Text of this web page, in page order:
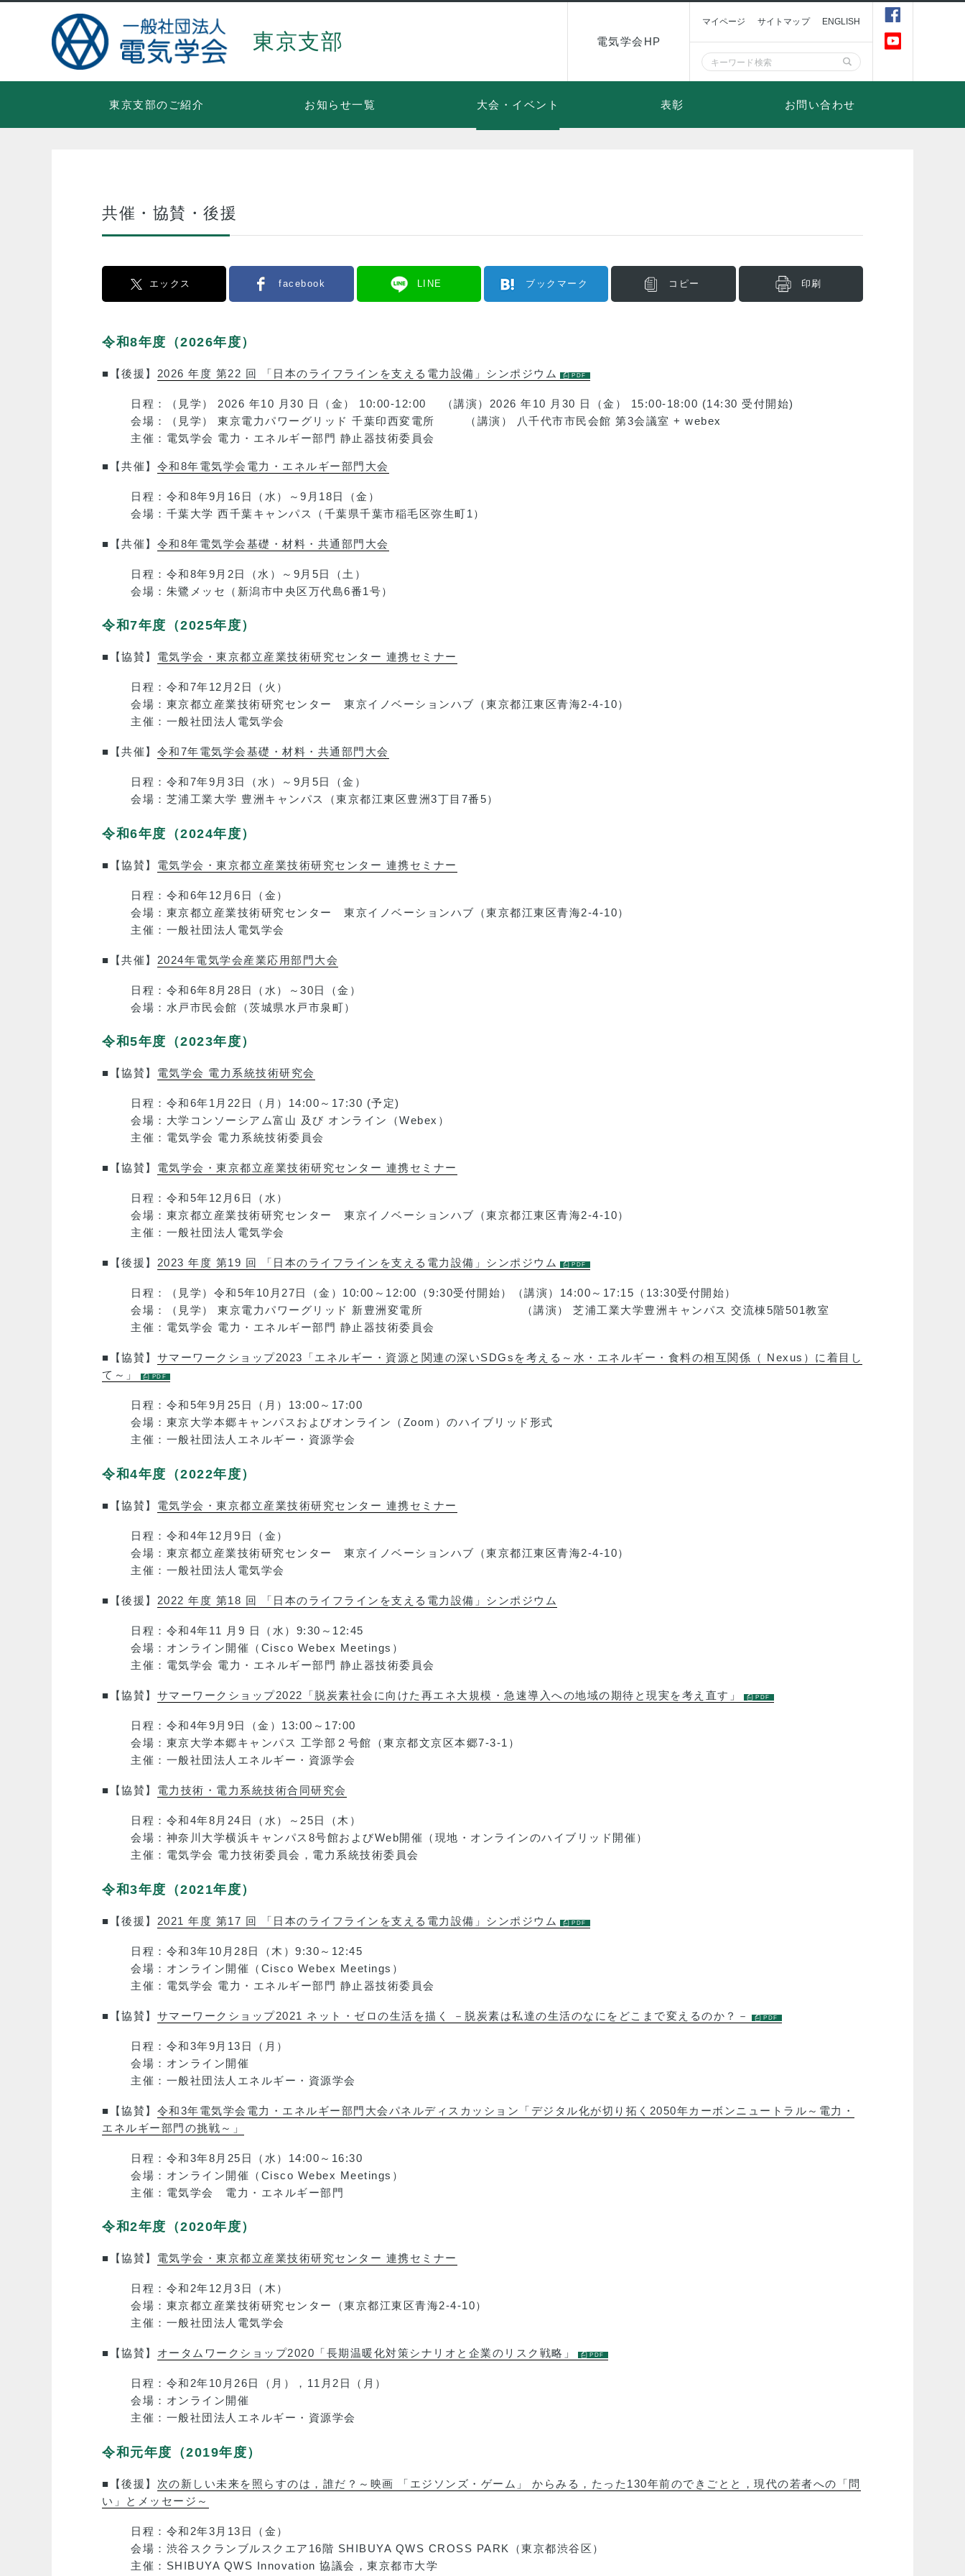
東京支部 電気学会HP
マイページ サイトマップ ENGLISH
東京支部のご紹介 お知らせ一覧 大会・イベント 表彰 お問い合わせ
共催・協賛・後援
エックス facebook LINE ブックマーク コピー 印刷
令和8年度（2026年度）
■【後援】 2026 年度 第22 回 「日本のライフラインを支える電力設備」シンポジウム
日程：（見学） 2026 年10 月30 日（金） 10:00-12:00 （講演）2026 年10 月30 日（金） 15:00-18:00 (14:30 受付開始)
会場：（見学） 東京電力パワーグリッド 千葉印西変電所 （講演） 八千代市市民会館 第3会議室 + webex
主催：電気学会 電力・エネルギー部門 静止器技術委員会
■【共催】 令和8年電気学会電力・エネルギー部門大会
日程：令和8年9月16日（水）～9月18日（金）
会場：千葉大学 西千葉キャンパス（千葉県千葉市稲毛区弥生町1）
■【共催】 令和8年電気学会基礎・材料・共通部門大会
日程：令和8年9月2日（水）～9月5日（土）
会場：朱鷺メッセ（新潟市中央区万代島6番1号）
令和7年度（2025年度）
■【協賛】 電気学会・東京都立産業技術研究センター 連携セミナー
日程：令和7年12月2日（火）
会場：東京都立産業技術研究センター 東京イノベーションハブ（東京都江東区青海2-4-10）
主催：一般社団法人電気学会
■【共催】 令和7年電気学会基礎・材料・共通部門大会
日程：令和7年9月3日（水）～9月5日（金）
会場：芝浦工業大学 豊洲キャンパス（東京都江東区豊洲3丁目7番5）
令和6年度（2024年度）
■【協賛】 電気学会・東京都立産業技術研究センター 連携セミナー
日程：令和6年12月6日（金）
会場：東京都立産業技術研究センター 東京イノベーションハブ（東京都江東区青海2-4-10）
主催：一般社団法人電気学会
■【共催】 2024年電気学会産業応用部門大会
日程：令和6年8月28日（水）～30日（金）
会場：水戸市民会館（茨城県水戸市泉町）
令和5年度（2023年度）
■【協賛】 電気学会 電力系統技術研究会
日程：令和6年1月22日（月）14:00～17:30 (予定)
会場：大学コンソーシアム富山 及び オンライン（Webex）
主催：電気学会 電力系統技術委員会
■【協賛】 電気学会・東京都立産業技術研究センター 連携セミナー
日程：令和5年12月6日（水）
会場：東京都立産業技術研究センター 東京イノベーションハブ（東京都江東区青海2-4-10）
主催：一般社団法人電気学会
■【後援】 2023 年度 第19 回 「日本のライフラインを支える電力設備」シンポジウム
日程：（見学）令和5年10月27日（金）10:00～12:00（9:30受付開始）（講演）14:00～17:15（13:30受付開始）
会場：（見学） 東京電力パワーグリッド 新豊洲変電所 （講演） 芝浦工業大学豊洲キャンパス 交流棟5階501教室
主催：電気学会 電力・エネルギー部門 静止器技術委員会
■【協賛】 サマーワークショップ2023「エネルギー・資源と関連の深いSDGsを考える～水・エネルギー・食料の相互関係（ Nexus）に着目し
て～」
日程：令和5年9月25日（月）13:00～17:00
会場：東京大学本郷キャンパスおよびオンライン（Zoom）のハイブリッド形式
主催：一般社団法人エネルギー・資源学会
令和4年度（2022年度）
■【協賛】 電気学会・東京都立産業技術研究センター 連携セミナー
日程：令和4年12月9日（金）
会場：東京都立産業技術研究センター 東京イノベーションハブ（東京都江東区青海2-4-10）
主催：一般社団法人電気学会
■【後援】 2022 年度 第18 回 「日本のライフラインを支える電力設備」シンポジウム
日程：令和4年11 月9 日（水）9:30～12:45
会場：オンライン開催（Cisco Webex Meetings）
主催：電気学会 電力・エネルギー部門 静止器技術委員会
■【協賛】 サマーワークショップ2022「脱炭素社会に向けた再エネ大規模・急速導入への地域の期待と現実を考え直す」
日程：令和4年9月9日（金）13:00～17:00
会場：東京大学本郷キャンパス 工学部２号館（東京都文京区本郷7-3-1）
主催：一般社団法人エネルギー・資源学会
■【協賛】 電力技術・電力系統技術合同研究会
日程：令和4年8月24日（水）～25日（木）
会場：神奈川大学横浜キャンパス8号館およびWeb開催（現地・オンラインのハイブリッド開催）
主催：電気学会 電力技術委員会，電力系統技術委員会
令和3年度（2021年度）
■【後援】 2021 年度 第17 回 「日本のライフラインを支える電力設備」シンポジウム
日程：令和3年10月28日（木）9:30～12:45
会場：オンライン開催（Cisco Webex Meetings）
主催：電気学会 電力・エネルギー部門 静止器技術委員会
■【協賛】 サマーワークショップ2021 ネット・ゼロの生活を描く －脱炭素は私達の生活のなにをどこまで変えるのか？－
日程：令和3年9月13日（月）
会場：オンライン開催
主催：一般社団法人エネルギー・資源学会
■【協賛】 令和3年電気学会電力・エネルギー部門大会パネルディスカッション「デジタル化が切り拓く2050年カーボンニュートラル～電力・
エネルギー部門の挑戦～」
日程：令和3年8月25日（水）14:00～16:30
会場：オンライン開催（Cisco Webex Meetings）
主催：電気学会 電力・エネルギー部門
令和2年度（2020年度）
■【協賛】 電気学会・東京都立産業技術研究センター 連携セミナー
日程：令和2年12月3日（木）
会場：東京都立産業技術研究センター（東京都江東区青海2-4-10）
主催：一般社団法人電気学会
■【協賛】 オータムワークショップ2020「長期温暖化対策シナリオと企業のリスク戦略」
日程：令和2年10月26日（月），11月2日（月）
会場：オンライン開催
主催：一般社団法人エネルギー・資源学会
令和元年度（2019年度）
■【後援】 次の新しい未来を照らすのは，誰だ？～映画 「エジソンズ・ゲーム」 からみる，たった130年前のできごとと，現代の若者への「問
い」とメッセージ～
日程： 令和2年3月13日（金）
会場： 渋谷スクランブルスクエア16階 SHIBUYA QWS CROSS PARK（東京都渋谷区）
主催： SHIBUYA QWS Innovation 協議会，東京都市大学